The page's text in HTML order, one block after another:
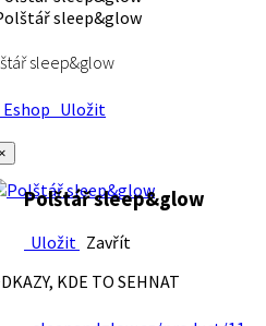
sleep&glow
Uložit
Polštář sleep&glow
Uložit Zavřít
KDE TO SEHNAT